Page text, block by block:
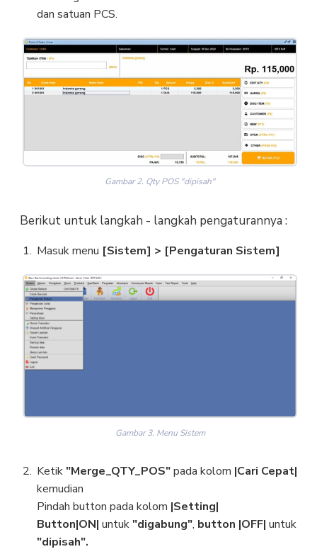
dan satuan PCS.
Gambar 2. Qty POS "dipisah"
Berikut untuk langkah - langkah pengaturannya :
Masuk menu [Sistem] > [Pengaturan Sistem]
Gambar 3. Menu Sistem
Ketik"Merge_QTY_POS"pada kolom |Cari Cepat|
kemudian
Pindah button pada kolom |Setting|
Button|ON| untuk"digabung", button |OFF| untuk
"dipisah".